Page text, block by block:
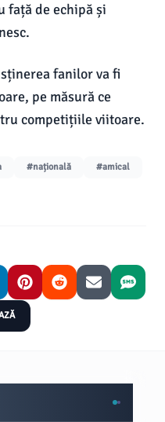
față de echipă și
fanilor va fi
pe măsură ce
competițiile viitoare.
#națională
#amical